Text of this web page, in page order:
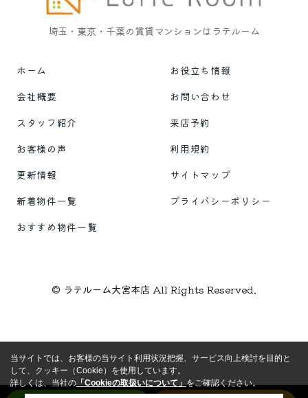
埼玉・東京・千葉の賃貸マンションはラテルーム
ホーム
お役立ち情報
会社概要
お問い合わせ
スタッフ紹介
来店予約
お客様の声
利用規約
更新情報
サイトマップ
新着物件一覧
プライバシーポリシー
おすすめ物件一覧
© ラテルーム大宮本店 All Rights Reserved.
当サイトでは、お客様の当サイト利用状況把握、サービス向上検討を目的と
して、クッキー（Cookie）を使用しています。
詳しくは、当社の「Cookieの取扱いについて」をご確認ください。